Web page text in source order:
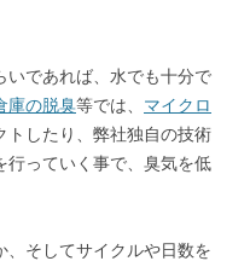
いであれば、水でも十分で
庫の脱臭等では、 マイクロ
トしたり、弊社独自の技術
行っていく事で、臭気を低
、そしてサイクルや日数を